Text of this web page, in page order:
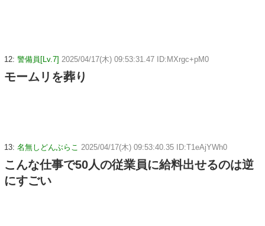
12: 警備員[Lv.7] 2025/04/17(木) 09:53:31.47 ID:MXrgc+pM0
モームリを葬り
13: 名無しどんぶらこ 2025/04/17(木) 09:53:40.35 ID:T1eAjYWh0
こんな仕事で50人の従業員に給料出せるのは逆
にすごい